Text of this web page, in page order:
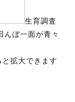
生育調査
んぼ一面が青々
拡大できます